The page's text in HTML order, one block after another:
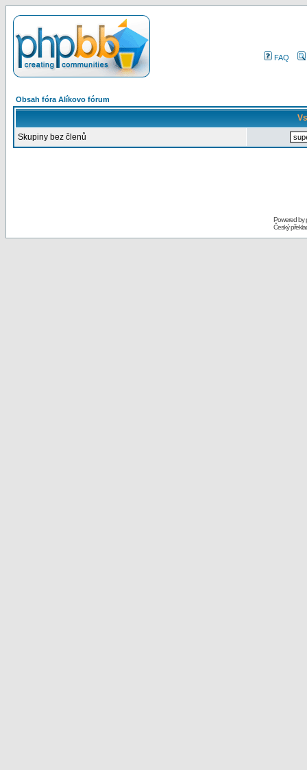
FAQ
Obsah fóra Alíkovo fórum
Skupiny bez členů
Powered by
Český